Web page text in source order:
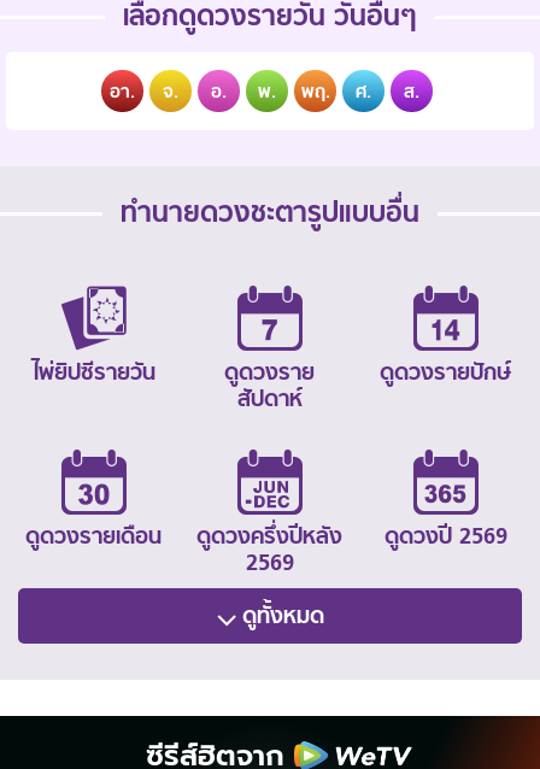
เลือกดูดวงรายวัน วันอื่นๆ
อา. จ. อ. พ. พฤ. ศ. ส.
ทำนายดวงชะตารูปแบบอื่น
ไพ่ยิปซีรายวัน
ดูดวงราย
สัปดาห์
ดูดวงรายปักษ์
ดูดวงรายเดือน
ดูดวงครึ่งปีหลัง
2569
ดูดวงปี 2569
ดูทั้งหมด
ซีรีส์ฮิตจาก